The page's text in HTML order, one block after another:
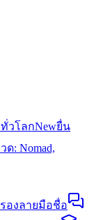
วโลกNewยื่น
ด: Nomad,
องลายมือชื่อ